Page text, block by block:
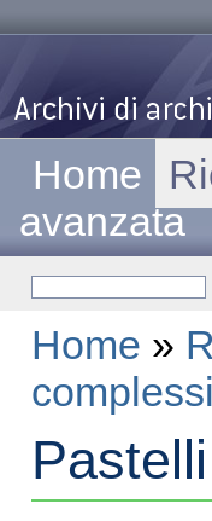
Home
avanzata
Home »
Pastelli